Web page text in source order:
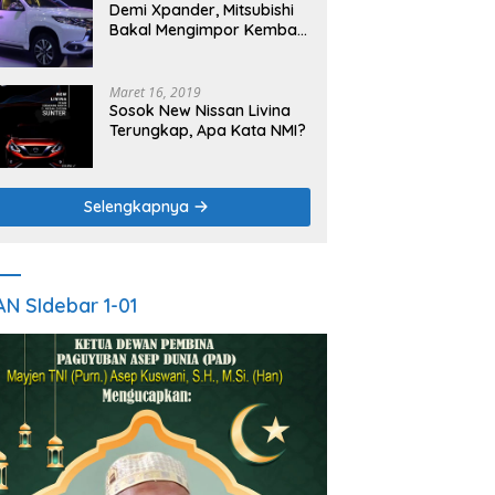
Tahun 2025
Demi Xpander, Mitsubishi
Bakal Mengimpor Kembali
Maret 16, 2019
Sosok New Nissan Livina
Terungkap, Apa Kata NMI?
Selengkapnya
SIdebar 1-01